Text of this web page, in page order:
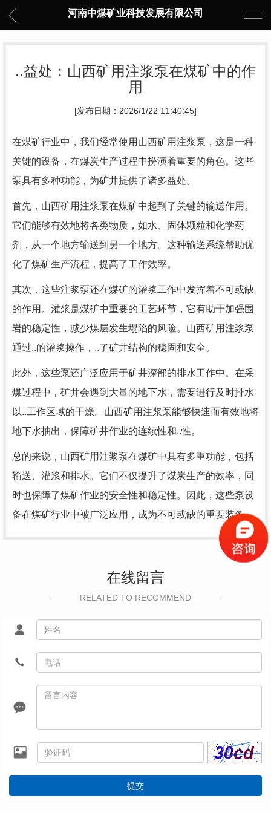
河南中煤矿业科技发展有限公司
..益处：山西矿用注浆泵在煤矿中的作
用
[发布日期：2026/1/22 11:40:45]
在煤矿行业中，我们经常使用山西矿用注浆泵，这是一种
关键的设备，在煤炭生产过程中扮演着重要的角色。这些
泵具有多种功能，为矿井提供了诸多益处。
首先，山西矿用注浆泵在煤矿中起到了关键的输送作用。
它们能够有效地将各类物质，如水、固体颗粒和化学药
剂，从一个地方输送到另一个地方。这种输送系统帮助优
化了煤矿生产流程，提高了工作效率。
其次，这些注浆泵还在煤矿的灌浆工作中发挥着不可或缺
的作用。灌浆是煤矿中重要的工艺环节，它有助于加强围
岩的稳定性，减少煤层发生塌陷的风险。山西矿用注浆泵
通过..的灌浆操作，..了矿井结构的稳固和安全。
此外，这些泵还广泛应用于矿井深部的排水工作中。在采
煤过程中，矿井会遇到大量的地下水，需要进行及时排水
以..工作区域的干燥。山西矿用注浆泵能够快速而有效地将
地下水抽出，保障矿井作业的连续性和..性。
总的来说，山西矿用注浆泵在煤矿中具有多重功能，包括
输送、灌浆和排水。它们不仅提升了煤炭生产的效率，同
时也保障了煤矿作业的安全性和稳定性。因此，这些泵设
备在煤矿行业中被广泛应用，成为不可或缺的重要装备。
在线留言
RELATED TO RECOMMEND
提交